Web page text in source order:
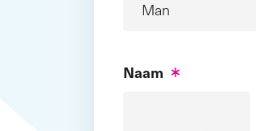
Naam